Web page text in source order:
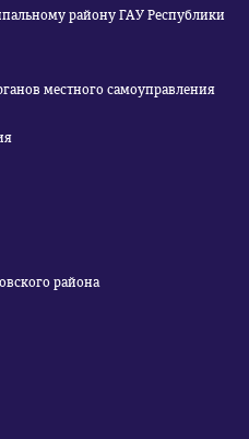
району ГАУ Республики
местного самоуправления
района